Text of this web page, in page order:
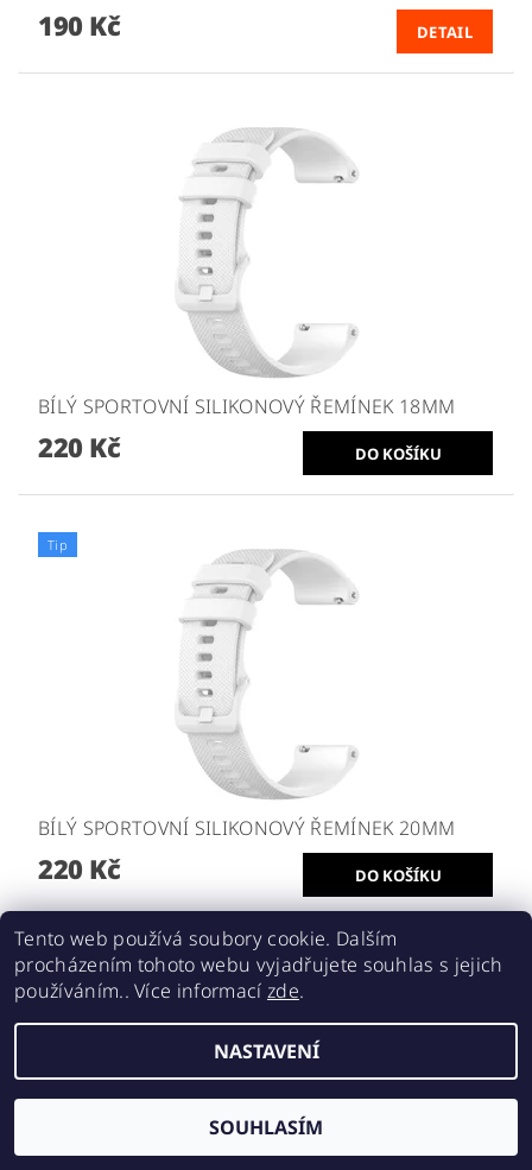
190 Kč DETAIL
BÍLÝ SPORTOVNÍ SILIKONOVÝ ŘEMÍNEK 18MM
220 Kč
Tip
BÍLÝ SPORTOVNÍ SILIKONOVÝ ŘEMÍNEK 20MM
220 Kč
Tento web používá soubory cookie. Dalším
procházením tohoto webu vyjadřujete souhlas s jejich
používáním.. Více informací zde.
NASTAVENÍ
SOUHLASÍM